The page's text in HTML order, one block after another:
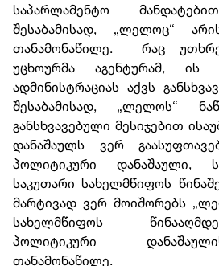
საპარლამენტო
შესაბამისად, „ლელოც“
თანამონაწილე. რაც
უცხოურმა აგენტურამ, ის
ადმინისტრაციას აქვს
შესაბამისად, „ლელოს“
განსხვავებული მესიჯებით
დანაშაულს ვერ
პოლიტიკური დანაშაული,
საკუთარი სახელმწიფოს
მარტივად ვერ მოიშორებს
სახელმწიფოს
პოლიტიკური
თანამონაწილე.